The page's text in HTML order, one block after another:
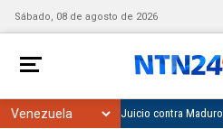
Sábado, 08 de agosto de 2026
Juicio contra Maduro